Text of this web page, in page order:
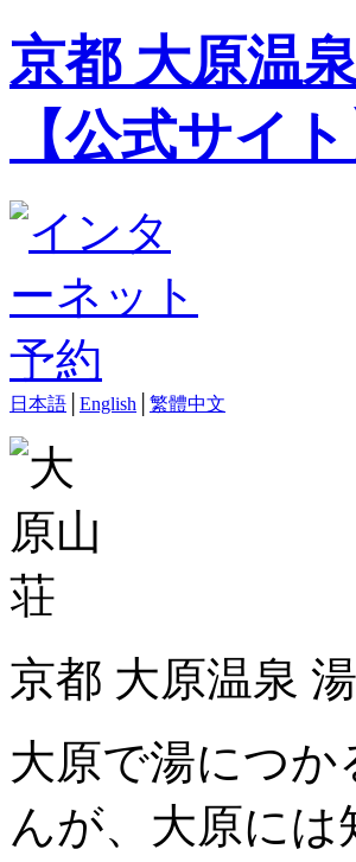
京都 大原温
【公式サイト
日本語 English 繁體中文
京都 大原温泉
大原で湯につ
んが、大原に